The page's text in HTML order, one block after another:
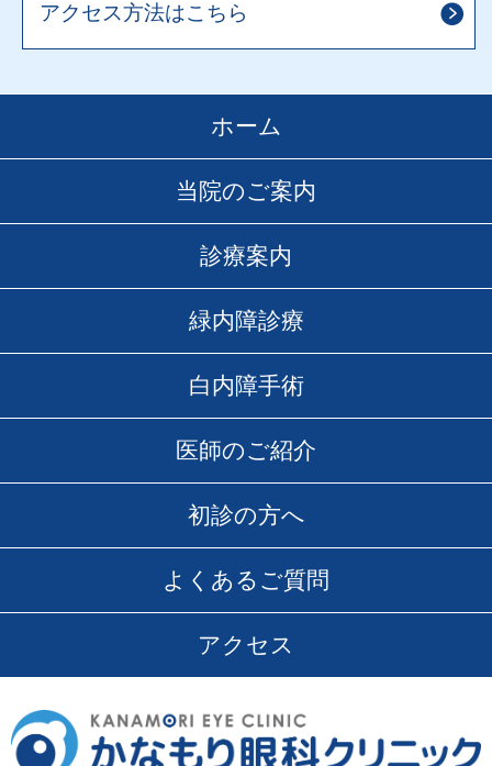
アクセス方法はこちら
ホーム
当院のご案内
診療案内
緑内障診療
白内障手術
医師のご紹介
初診の方へ
よくあるご質問
アクセス